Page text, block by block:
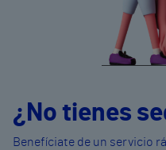
¿No tienes
Benefíciate de un servicio